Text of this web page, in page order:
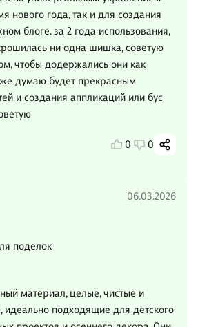
нового года, так и для создания
блоге. за 2 года использования,
ни одна шишка, советую
чтобы додержались они как
думаю будет прекрасным
и создания аппликаций или бус
0 0
06.03.2026
поделок
материал, целые, чистые и
подходящие для детского